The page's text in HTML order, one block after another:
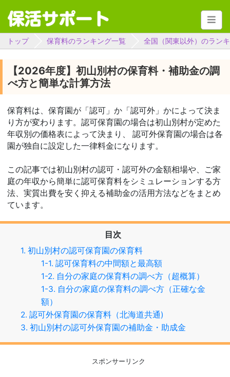
トップ 保育料のランキング一覧 全国（関東以外）のラン
【2026年度】初山別村の保育料・補助金の調
べ方と簡単な計算方法
保育料は、保育園が「認可」か「認可外」かによって決ま
り方が変わります。認可保育園の場合は初山別村が定めた
年収別の価格表によって決まり、 認可外保育園の場合は各
園が独自に設定した一律料金になります。
この記事では初山別村の認可・認可外の金額相場や、ご家
庭の年収から簡単に認可保育料をシミュレーションする方
法、実質出費を安く抑える補助金の活用方法などをまとめ
ています。
目次
1. 初山別村の認可保育園の保育料
1-1. 認可保育料の中間額と最高額
1-2. 自分の家庭の保育料の調べ方（超概算）
1-3. 自分の家庭の保育料の調べ方（正確な金
額）
2. 認可外保育園の保育料（北海道共通)
3. 初山別村の認可外保育園の補助金・助成金
スポンサーリンク